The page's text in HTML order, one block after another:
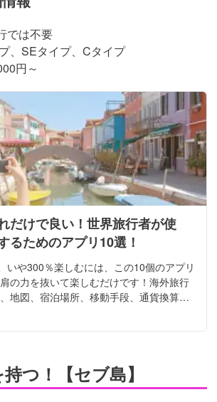
では不要
、SEタイプ、Cタイプ
円～
だけで良い！世界旅行者が使
るためのアプリ10選！
いや300％楽しむには、この10個のアプリ
の力を抜いて楽しむだけです！海外旅行
地図、宿泊場所、移動手段、通貨換算、
リがあれば十分です。多すぎる？いえい
旅しましょう！
つ！【セブ島】